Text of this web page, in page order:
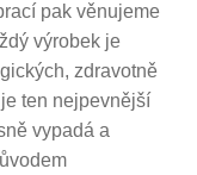
pak věnujeme
výrobek je
zdravotně
ten nejpevnější
vypadá a